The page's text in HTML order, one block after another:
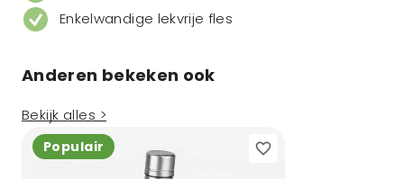
Enkelwandige lekvrije fles
Anderen bekeken ook
Bekijk alles >
Populair